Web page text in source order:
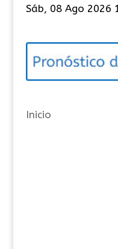
e
o
í
s
Sáb, 08 Ago 2026
Inicio